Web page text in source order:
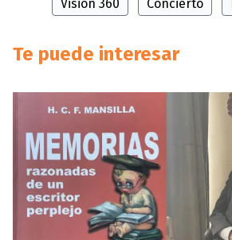
Visión 360 Concierto
Te puede interesar